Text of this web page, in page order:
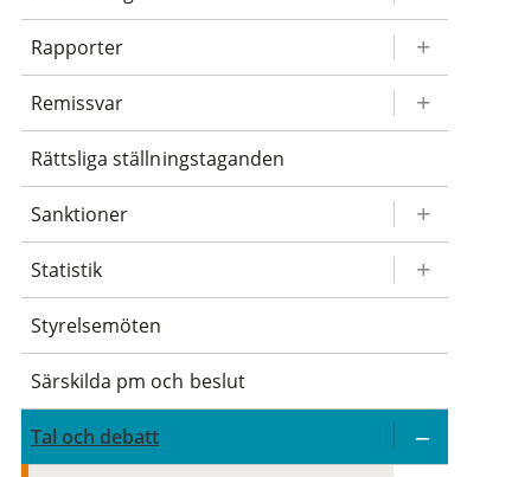
Rapporter
Remissvar
Rättsliga ställningstaganden
Sanktioner
Statistik
Styrelsemöten
Särskilda pm och beslut
Tal och debatt